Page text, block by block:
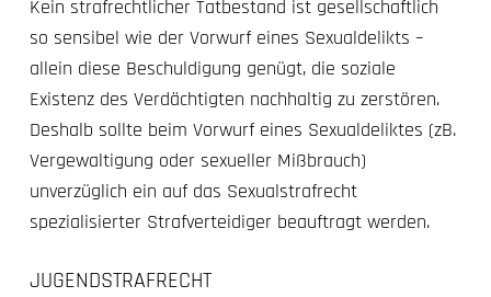
Kein strafrechtlicher Tatbestand ist gesellschaftlich
so sensibel wie der Vorwurf eines Sexualdelikts –
allein diese Beschuldigung genügt, die soziale
Existenz des Verdächtigten nachhaltig zu zerstören.
Deshalb sollte beim Vorwurf eines Sexualdeliktes (zB.
Vergewaltigung oder sexueller Mißbrauch)
unverzüglich ein auf das Sexualstrafrecht
spezialisierter Strafverteidiger beauftragt werden.
JUGENDSTRAFRECHT